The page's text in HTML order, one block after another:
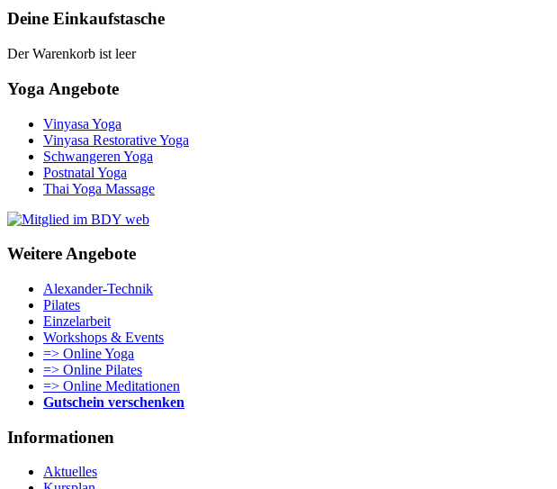
Deine Einkaufstasche
Der Warenkorb ist leer
Yoga Angebote
Vinyasa Yoga
Vinyasa Restorative Yoga
Schwangeren Yoga
Postnatal Yoga
Thai Yoga Massage
Weitere Angebote
Alexander-Technik
Pilates
Einzelarbeit
Workshops & Events
=> Online Yoga
=> Online Pilates
=> Online Meditationen
Gutschein verschenken
Informationen
Aktuelles